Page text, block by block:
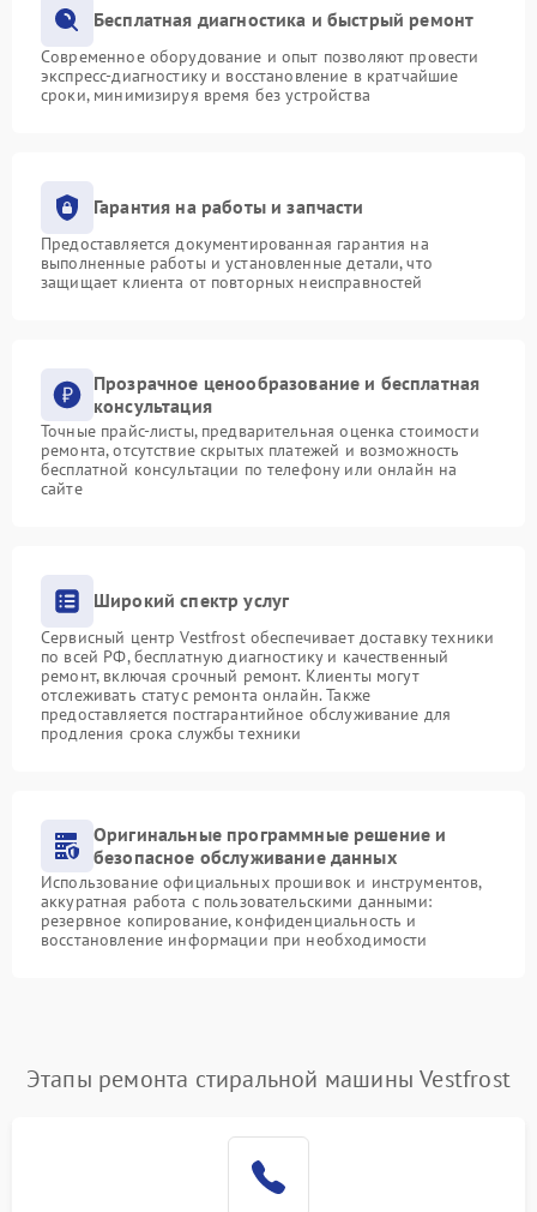
Бесплатная диагностика и быстрый ремонт
Современное оборудование и опыт позволяют провести
экспресс-диагностику и восстановление в кратчайшие
сроки, минимизируя время без устройства
Гарантия на работы и запчасти
Предоставляется документированная гарантия на
выполненные работы и установленные детали, что
защищает клиента от повторных неисправностей
Прозрачное ценообразование и бесплатная
консультация
Точные прайс-листы, предварительная оценка стоимости
ремонта, отсутствие скрытых платежей и возможность
бесплатной консультации по телефону или онлайн на
сайте
Широкий спектр услуг
Сервисный центр Vestfrost обеспечивает доставку техники
по всей РФ, бесплатную диагностику и качественный
ремонт, включая срочный ремонт. Клиенты могут
отслеживать статус ремонта онлайн. Также
предоставляется постгарантийное обслуживание для
продления срока службы техники
Оригинальные программные решение и
безопасное обслуживание данных
Использование официальных прошивок и инструментов,
аккуратная работа с пользовательскими данными:
резервное копирование, конфиденциальность и
восстановление информации при необходимости
Этапы ремонта стиральной машины Vestfrost